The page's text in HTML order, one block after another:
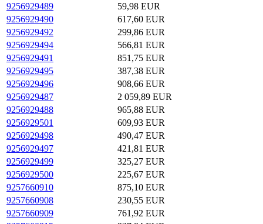
9256929489
59,98 EUR
9256929490
617,60 EUR
9256929492
299,86 EUR
9256929494
566,81 EUR
9256929491
851,75 EUR
9256929495
387,38 EUR
9256929496
908,66 EUR
9256929487
2 059,89 EUR
9256929488
965,88 EUR
9256929501
609,93 EUR
9256929498
490,47 EUR
9256929497
421,81 EUR
9256929499
325,27 EUR
9256929500
225,67 EUR
9257660910
875,10 EUR
9257660908
230,55 EUR
9257660909
761,92 EUR